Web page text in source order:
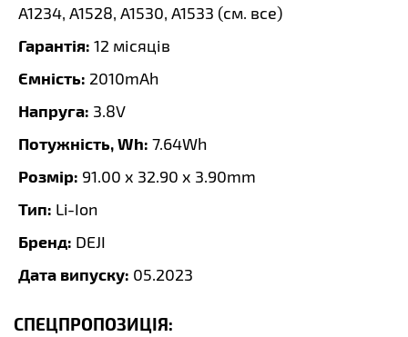
A1234, A1528, A1530, A1533 (см. все)
Гарантія: 12 місяців
Ємність: 2010mAh
Напруга: 3.8V
Потужність, Wh: 7.64Wh
Розмір: 91.00 x 32.90 x 3.90mm
Тип: Li-Ion
Бренд: DEJI
Дата випуску: 05.2023
СПЕЦПРОПОЗИЦІЯ: